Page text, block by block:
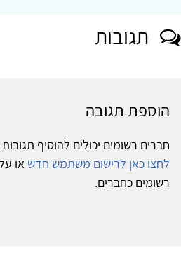
תגובות
הוספת תגובה
חברים רשומים יכולים להוסיף
לחצו כאן לרישום משתמש חדש או
רשומים כחברים.